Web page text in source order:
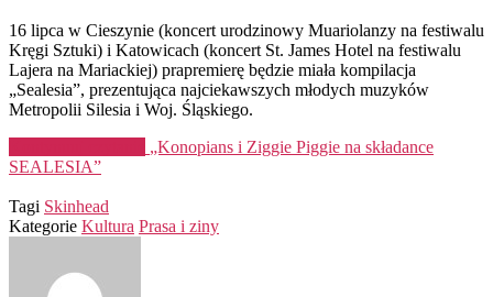
16 lipca w Cieszynie (koncert urodzinowy Muariolanzy na festiwalu
Kręgi Sztuki) i Katowicach (koncert St. James Hotel na festiwalu
Lajera na Mariackiej) prapremierę będzie miała kompilacja
„Sealesia”, prezentująca najciekawszych młodych muzyków
Metropolii Silesia i Woj. Śląskiego.
„Konopians i Ziggie Piggie na składance
SEALESIA”
Tagi Skinhead
Kategorie Kultura Prasa i ziny